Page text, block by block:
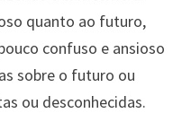
quanto ao futuro,
confuso e ansioso
sobre o futuro ou
ou desconhecidas.